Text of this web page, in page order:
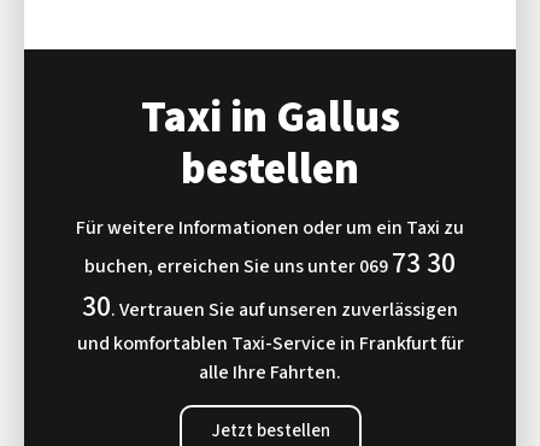
Taxi in Gallus
bestellen
Für weitere Informationen oder um ein Taxi zu
buchen, erreichen Sie uns unter06973 30
30. Vertrauen Sie auf unseren zuverlässigen
und komfortablen Taxi-Service in Frankfurt für
alle Ihre Fahrten.
Jetzt bestellen